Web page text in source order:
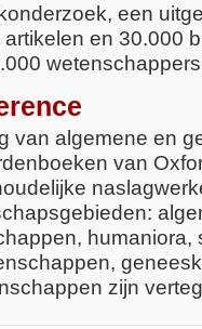
een
en 30.000
van algemene en
van
zijn